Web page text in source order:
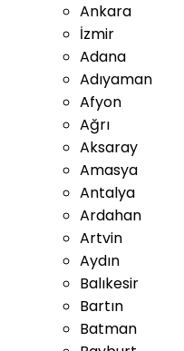
Ankara
İzmir
Adana
Adıyaman
Afyon
Ağrı
Aksaray
Amasya
Antalya
Ardahan
Artvin
Aydın
Balıkesir
Bartın
Batman